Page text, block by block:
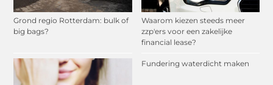
Grond regio Rotterdam: bulk of
big bags?
Waarom kiezen steeds meer
zzp'ers voor een zakelijke
financial lease?
Fundering waterdicht maken